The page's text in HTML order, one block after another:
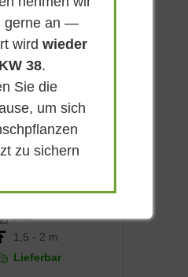
Sommergrün
Sonnig-halbschattig
Mai
1,5 - 2 m
Lieferbar
gerne an —
wirdwieder
38.
Sie die
um sich
zu sichern